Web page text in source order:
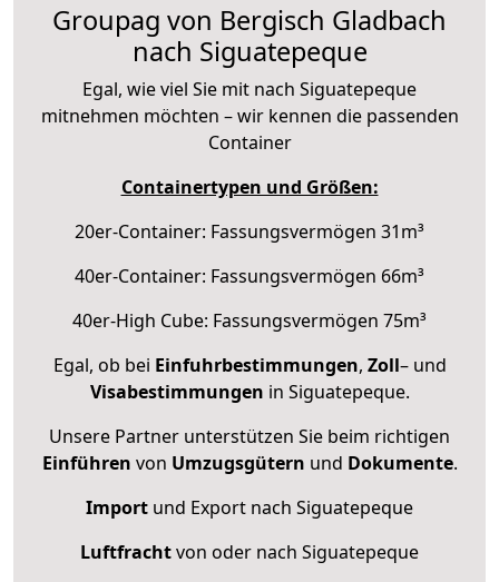
Groupag von Bergisch Gladbach
nach Siguatepeque
Egal, wie viel Sie mit nach Siguatepeque
mitnehmen möchten – wir kennen die passenden
Container
Containertypen und Größen:
20er-Container: Fassungsvermögen 31m³
40er-Container: Fassungsvermögen 66m³
40er-High Cube: Fassungsvermögen 75m³
Egal, ob bei Einfuhrbestimmungen, Zoll– und
Visabestimmungen in Siguatepeque.
Unsere Partner unterstützen Sie beim richtigen
Einführen von Umzugsgütern und Dokumente.
Import und Export nach Siguatepeque
Luftfrachtvon oder nach Siguatepeque